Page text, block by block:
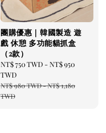
團購優惠｜韓國製造 遊
戲 休憩 多功能貓抓盒
（2款）
Sale
price
NT$ 750 TWD - NT$ 950
TWD
Regular
price
NT$ 980 TWD-NT$ 1,180
TWD